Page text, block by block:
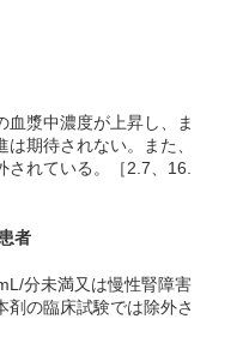
血漿中濃度が上昇し、ま
期待されない。また、
されている。［2.7、16.
者
分未満又は慢性腎障害
剤の臨床試験では除外さ